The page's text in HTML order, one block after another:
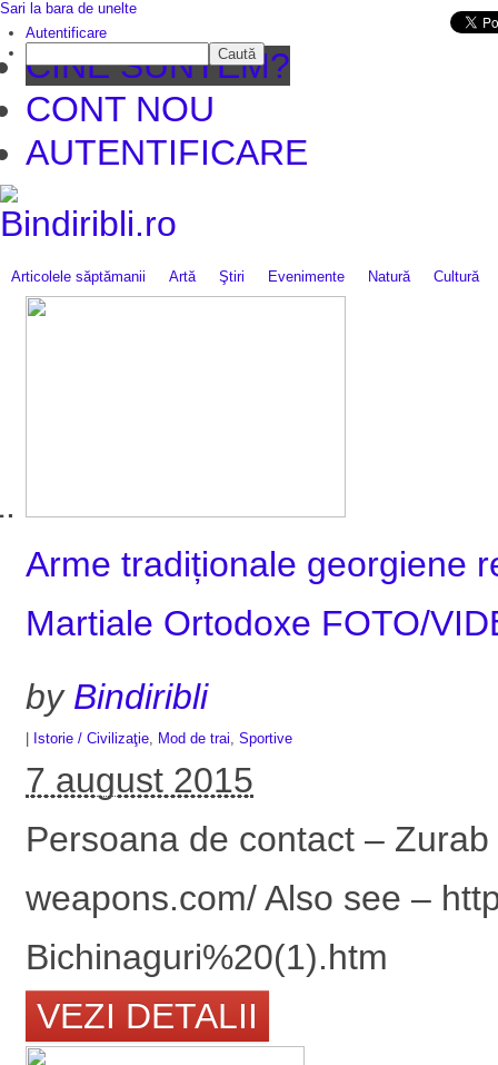
CINE SUNTEM?
CONT NOU
AUTENTIFICARE
Articolele săptămanii Artă Ştiri Evenimente Natură Cultură
Arme tradiționale georgiene
Martiale Ortodoxe FOTO/
by Bindiribli
Istorie / Civilizaţie Mod de trai ,Sportive
7 august 2015
Persoana de contact –
weapons.com/ Also see –
Bichinaguri%20(1).htm
VEZI DETALII
Sari la bara de unelte
Autentificare
Caută